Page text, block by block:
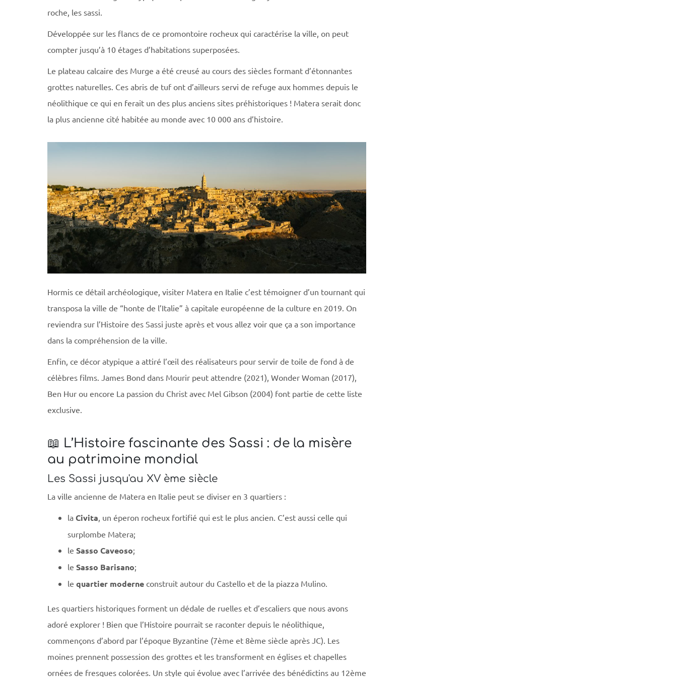
roche, les sassi.
Développée sur les flancs de ce promontoire rocheux qui caractérise la ville, on peut
compter jusqu’à 10 étages d’habitations superposées.
Le plateau calcaire des Murge a été creusé au cours des siècles formant d’étonnantes
grottes naturelles. Ces abris de tuf ont d’ailleurs servi de refuge aux hommes depuis le
néolithique ce qui en ferait un des plus anciens sites préhistoriques ! Matera serait donc
la plus ancienne cité habitée au monde avec 10 000 ans d’histoire.
Hormis ce détail archéologique, visiter Matera en Italie c’est témoigner d’un tournant qui
transposa la ville de “honte de l’Italie” à capitale européenne de la culture en 2019. On
reviendra sur l’Histoire des Sassi juste après et vous allez voir que ça a son importance
dans la compréhension de la ville.
Enfin, ce décor atypique a attiré l’œil des réalisateurs pour servir de toile de fond à de
célèbres films. James Bond dans Mourir peut attendre (2021), Wonder Woman (2017),
Ben Hur ou encore La passion du Christ avec Mel Gibson (2004) font partie de cette liste
exclusive.
📖 L’Histoire fascinante des Sassi : de la misère
au patrimoine mondial
Les Sassi jusqu'au XV ème siècle
La ville ancienne de Matera en Italie peut se diviser en 3 quartiers :
la Civita , un éperon rocheux fortifié qui est le plus ancien. C’est aussi celle qui
surplombe Matera;
le Sasso Caveoso;
le Sasso Barisano;
le quartier moderneconstruit autour du Castello et de la piazza Mulino.
Les quartiers historiques forment un dédale de ruelles et d’escaliers que nous avons
adoré explorer ! Bien que l’Histoire pourrait se raconter depuis le néolithique,
commençons d’abord par l’époque Byzantine (7ème et 8ème siècle après JC). Les
moines prennent possession des grottes et les transforment en églises et chapelles
ornées de fresques colorées. Un style qui évolue avec l’arrivée des bénédictins au 12ème